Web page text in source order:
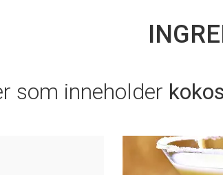
som inneholder